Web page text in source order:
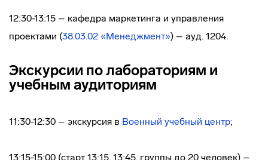
12:30-13:15 – кафедра маркетинга и управления
проектами (38.03.02 «Менеджмент») – ауд. 1204.
Экскурсии по лабораториям и
учебным аудиториям
11:30-12:30 – экскурсия в Военный учебный центр;
13:15-15:00 (старт 13:15, 13:45, группы до 20 человек) –